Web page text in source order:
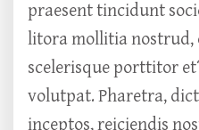
praesent tincidunt
litora mollitia nostrud,
scelerisque porttitor
volutpat. Pharetra,
inceptos, reiciendis